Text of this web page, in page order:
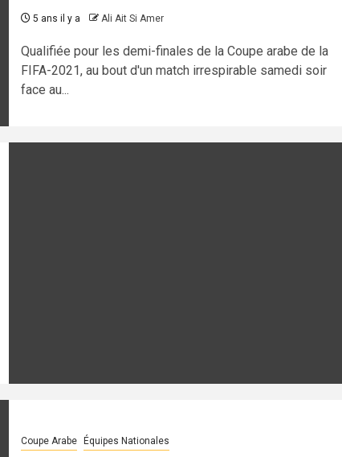
5 ans il y a Ali Ait Si Amer
Qualifiée pour les demi-finales de la Coupe arabe de la
FIFA-2021, au bout d'un match irrespirable samedi soir
face au...
Coupe Arabe Équipes Nationales